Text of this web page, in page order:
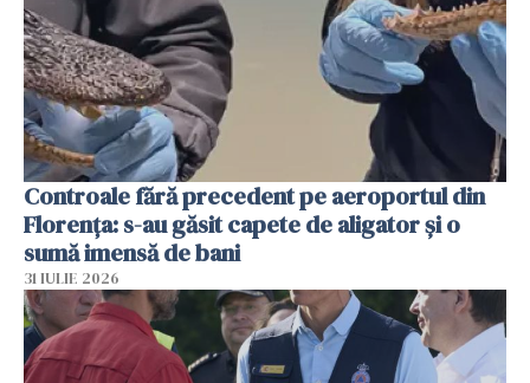
Controale fără precedent pe aeroportul din
Florența: s-au găsit capete de aligator și o
sumă imensă de bani
31 IULIE 2026